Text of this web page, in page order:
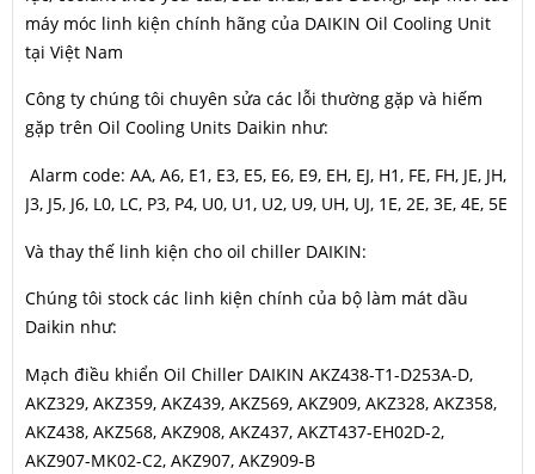
máy móc linh kiện chính hãng của DAIKIN Oil Cooling Unit
tại Việt Nam
Công ty chúng tôi chuyên sửa các lỗi thường gặp và hiếm
gặp trên Oil Cooling Units Daikin như:
Alarm code: AA, A6, E1, E3, E5, E6, E9, EH, EJ, H1, FE, FH, JE, JH,
J3, J5, J6, L0, LC, P3, P4, U0, U1, U2, U9, UH, UJ, 1E, 2E, 3E, 4E, 5E
Và thay thế linh kiện cho oil chiller DAIKIN:
Chúng tôi stock các linh kiện chính của bộ làm mát dầu
Daikin như:
Mạch điều khiển Oil Chiller DAIKIN AKZ438-T1-D253A-D,
AKZ329, AKZ359, AKZ439, AKZ569, AKZ909, AKZ328, AKZ358,
AKZ438, AKZ568, AKZ908, AKZ437, AKZT437-EH02D-2,
AKZ907-MK02-C2, AKZ907, AKZ909-B